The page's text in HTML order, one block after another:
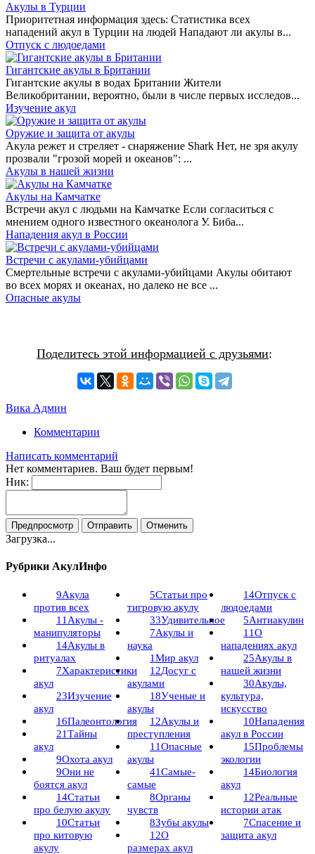
Акулы в Турции
Приоритетная информация здесь: Статистика всех
нападений акул в Турции на людей Нападают ли акулы в...
Отпуск с людоедами
Гигантские акулы в Британии
Гигантские акулы в водах Британии Жители
Великобритании, вероятно, были в числе первых исследов...
Изучение акул
Оружие и защита от акулы
Акула режет и стреляет - снаряжение Shark Нет, не зря акулу
прозвали "грозой морей и океанов": ...
Акулы в нашей жизни
Акулы на Камчатке
Встречи акул с людьми на Камчатке Если согласиться с
мнением одного известного океанолога У. Биба...
Нападения акул в России
Встречи с акулами-убийцами
Смертельные встречи с акулами-убийцами Акулы обитают
во всех морях и океанах, но далеко не все ...
Опасные акулы
Поделитесь этой информацией с друзьями:
Вика Админ
Комментарии
Написать комментарий
Нет комментариев. Ваш будет первым!
Ник:
Загрузка...
Рубрики АкулИнфо
9Акула
против всех
11 Акулы -
манипуляторы
14Акулы в
ритуалах
7Характеристики
акул
23Изучение
акул
16Палеонтология
21Тайны
акул
9Охота акул
9Они не
боятся акул
14Статьи
про белую акулу
10Статьи
про китовую
акулу
5Статьи про
тигровую акулу
33Удивительное
7Акулы и
наука
1Мир акул
12Досуг с
акулами
18Ученые и
акулы
12Акулы и
преступления
11Опасные
акулы
41Самые-
самые
8Органы
чувств
8Зубы акулы
12О
размерах акул
14Отпуск с
людоедами
5Антиакулин
11О
нападениях акул
25Акулы в
нашей жизни
30Акулы,
культура,
искусство
10Нападения
акул в России
15Проблемы
экологии
14Биология
акул
12Реальные
истории атак
7Спасение и
защита акул